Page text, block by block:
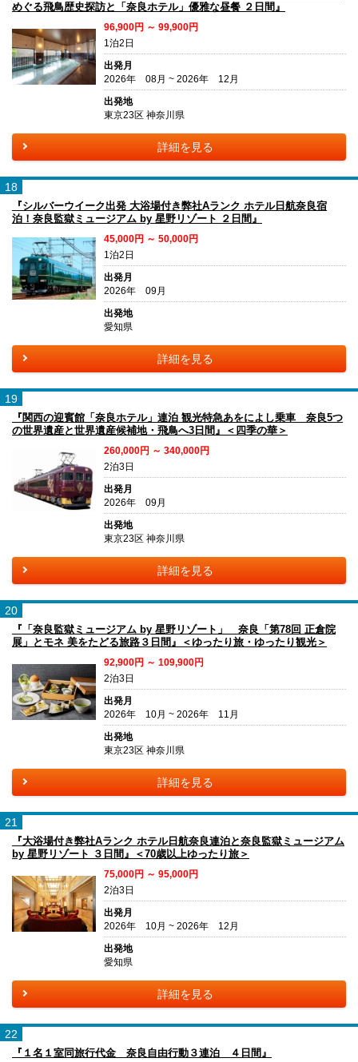
めぐる飛鳥歴史探訪と「奈良ホテル」優雅な昼餐 ２日間』
96,900円 ～ 99,900円
1泊2日
出発月
2026年 08月 ~ 2026年 12月
出発地
東京23区 神奈川県
詳細を見る
18
『シルバーウイーク出発 大浴場付き弊社Aランク ホテル日航奈良宿
泊！奈良監獄ミュージアム by 星野リゾート ２日間』
45,000円 ～ 50,000円
1泊2日
出発月
2026年 09月
出発地
愛知県
詳細を見る
19
『関西の迎賓館「奈良ホテル」連泊 観光特急あをによし乗車 奈良5つ
の世界遺産と世界遺産候補地・飛鳥へ3日間』＜四季の華＞
260,000円 ～ 340,000円
2泊3日
出発月
2026年 09月
出発地
東京23区 神奈川県
詳細を見る
20
『「奈良監獄ミュージアム by 星野リゾート」 奈良「第78回 正倉院
展」とモネ 美をたどる旅路３日間』＜ゆったり旅・ゆったり観光＞
92,900円 ～ 109,900円
2泊3日
出発月
2026年 10月 ~ 2026年 11月
出発地
東京23区 神奈川県
詳細を見る
21
『大浴場付き弊社Aランク ホテル日航奈良連泊と奈良監獄ミュージアム
by 星野リゾート ３日間』＜70歳以上ゆったり旅＞
75,000円 ～ 95,000円
2泊3日
出発月
2026年 10月 ~ 2026年 12月
出発地
愛知県
詳細を見る
22
『１名１室同旅行代金 奈良自由行動３連泊 ４日間』